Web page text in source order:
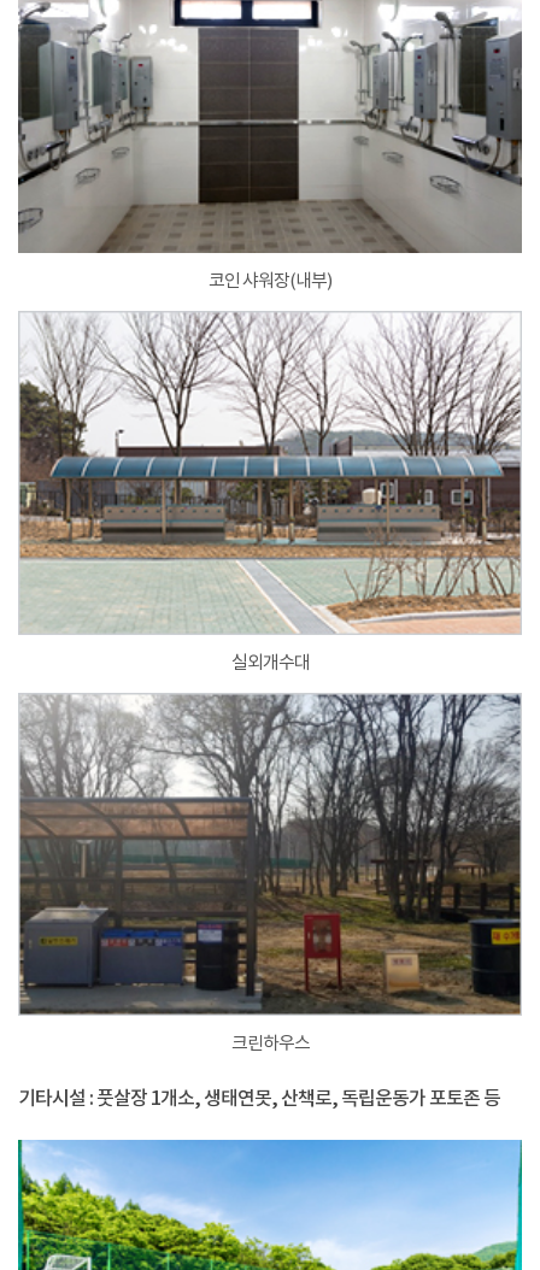
코인 샤워장(내부)
실외개수대
크린하우스
기타시설 : 풋살장 1개소, 생태연못, 산책로, 독립운동가 포토존 등